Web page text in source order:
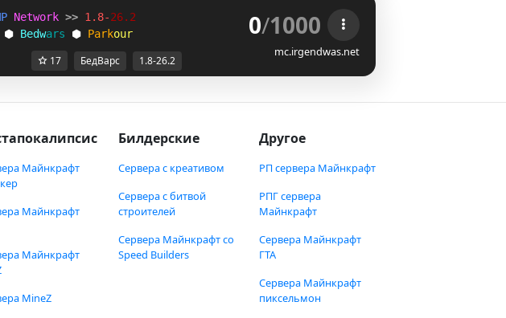
P Network >> 1 . 8-26. 2
⬢ Bedwars ⬢ Parkour 0/1000
mc.irgendwas.net
17 БедВарс 1.8-26.2
Майнкрафт
Майнкрафт
Майнкрафт
MineZ
Билдерские
Сервера с креативом
Сервера с битвой
строителей
Сервера Майнкрафт со
Speed Builders
Другое
РП сервера Майнкрафт
РПГ сервера
Майнкрафт
Сервера Майнкрафт
ГТА
Сервера Майнкрафт
пиксельмон